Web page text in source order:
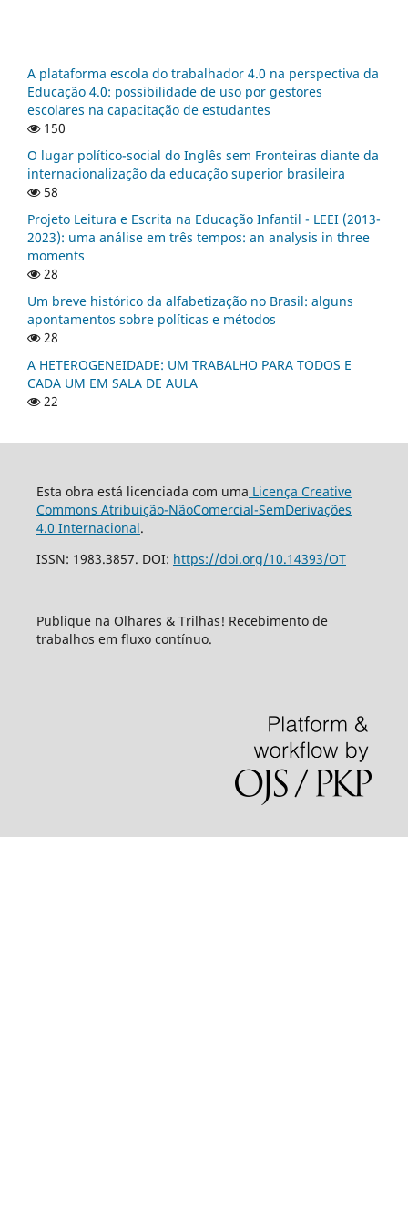
A plataforma escola do trabalhador 4.0 na perspectiva da
Educação 4.0: possibilidade de uso por gestores
escolares na capacitação de estudantes
150
O lugar político-social do Inglês sem Fronteiras diante da
internacionalização da educação superior brasileira
58
Projeto Leitura e Escrita na Educação Infantil - LEEI (2013-
2023): uma análise em três tempos: an analysis in three
moments
28
Um breve histórico da alfabetização no Brasil: alguns
apontamentos sobre políticas e métodos
28
A HETEROGENEIDADE: UM TRABALHO PARA TODOS E
CADA UM EM SALA DE AULA
22
Esta obra está licenciada com uma Licença Creative
Commons Atribuição-NãoComercial-SemDerivações
4.0 Internacional.
ISSN: 1983.3857. DOI: https://doi.org/10.14393/OT
Publique na Olhares & Trilhas! Recebimento de
trabalhos em fluxo contínuo.